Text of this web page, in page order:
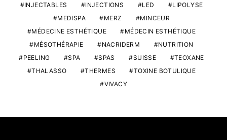
INJECTABLES
INJECTIONS LED
LIPOLYSE
MEDISPA
MERZ
MINCEUR
MÉDECINE ESTHÉTIQUE
MÉDECIN ESTHÉTIQUE
MÉSOTHÉRAPIE
NACRIDERM
NUTRITION
PEELING
SPA SPAS SUISSE
TEOXANE
THALASSO
THERMES
TOXINE BOTULIQUE
VIVACY